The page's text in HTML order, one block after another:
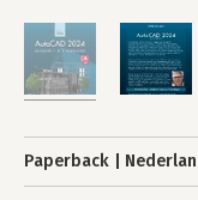
Paperback